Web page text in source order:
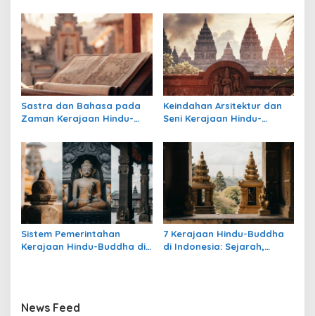
Warisan Spiritual yang
Masih Bertahan
Sastra dan Bahasa pada
Zaman Kerajaan Hindu-
Keindahan Arsitektur dan
Seni Kerajaan Hindu-
Warisan Megah yang Abadi
Sistem Pemerintahan
Kerajaan Hindu-Buddha di
7 Kerajaan Hindu-Buddha
di Indonesia: Sejarah,
News Feed